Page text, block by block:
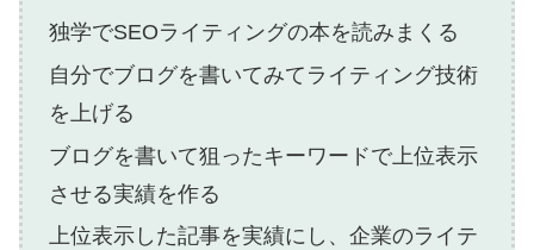
独学でSEOライティングの本を読みまくる
自分でブログを書いてみてライティング技術
を上げる
ブログを書いて狙ったキーワードで上位表示
させる実績を作る
上位表示した記事を実績にし、企業のライテ